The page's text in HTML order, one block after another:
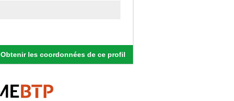
Obtenir les coordonnées de ce profil